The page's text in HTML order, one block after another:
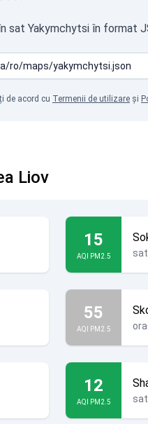
sat Yakymchytsi în format
de acord cu Termenii de utilizare și
Liov
15
AQI PM2.5 sat
55
AQI PM2.5
12
AQI PM2.5 sat